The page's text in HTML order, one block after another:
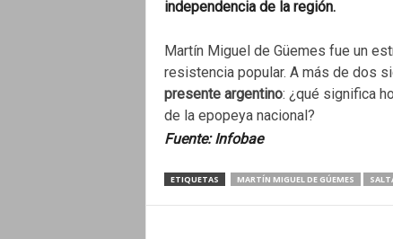
independencia de la región.
Martín Miguel de Güemes fue un
resistencia popular. A más de dos
presente argentino: ¿qué significa
de la epopeya nacional?
Fuente: Infobae
ETIQUETAS MARTÍN MIGUEL DE GÚEMES